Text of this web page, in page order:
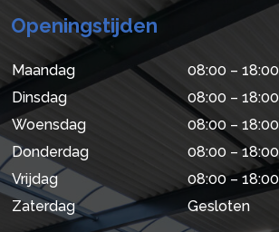
Openingstijden
Maandag
08:00 – 18:00
Dinsdag
08:00 – 18:00
Woensdag
08:00 – 18:00
Donderdag
08:00 – 18:00
Vrijdag
08:00 – 18:00
Zaterdag
Gesloten